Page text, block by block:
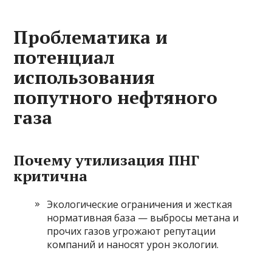
Проблематика и
потенциал
использования
попутного нефтяного
газа
Почему утилизация ПНГ
критична
Экологические ограничения и жесткая
нормативная база — выбросы метана и
прочих газов угрожают репутации
компаний и наносят урон экологии.